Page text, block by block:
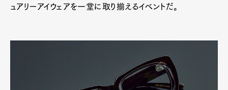
ュアリーアイウェアを一堂に取り揃えるイベントだ。